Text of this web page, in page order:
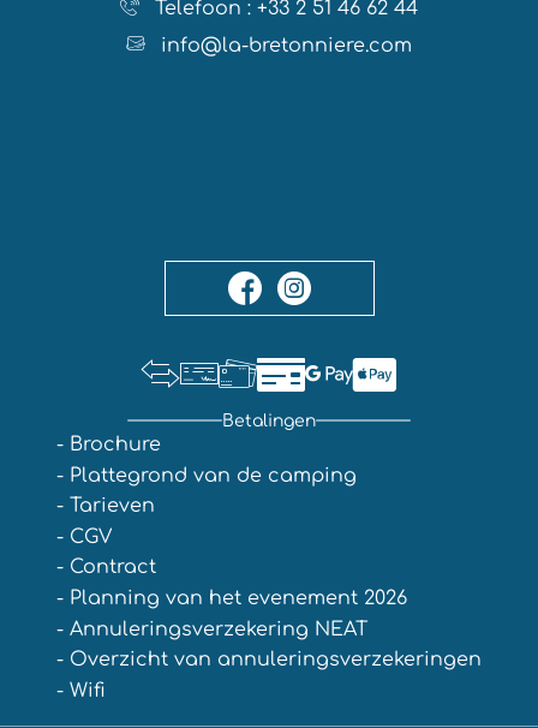
Telefoon : +33 2 51 46 62 44
info@la-bretonniere.com
Betalingen
- Brochure
- Plattegrond van de camping
- Tarieven
- CGV
- Contract
- Planning van het evenement 2026
- Annuleringsverzekering NEAT
- Overzicht van annuleringsverzekeringen
- Wifi